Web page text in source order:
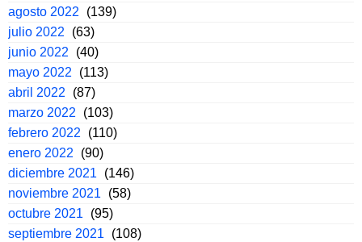
agosto 2022
(139)
julio 2022
(63)
junio 2022
(40)
mayo 2022
(113)
abril 2022
(87)
marzo 2022
(103)
febrero 2022
(110)
enero 2022
(90)
diciembre 2021
(146)
noviembre 2021
(58)
octubre 2021
(95)
septiembre 2021
(108)